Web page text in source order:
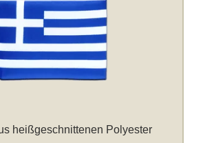
heißgeschnittenen Polyester